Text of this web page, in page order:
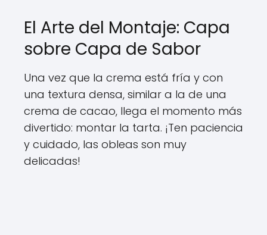
El Arte del Montaje: Capa
sobre Capa de Sabor
Una vez que la crema está fría y con
una textura densa, similar a la de una
crema de cacao, llega el momento más
divertido: montar la tarta. ¡Ten paciencia
y cuidado, las obleas son muy
delicadas!